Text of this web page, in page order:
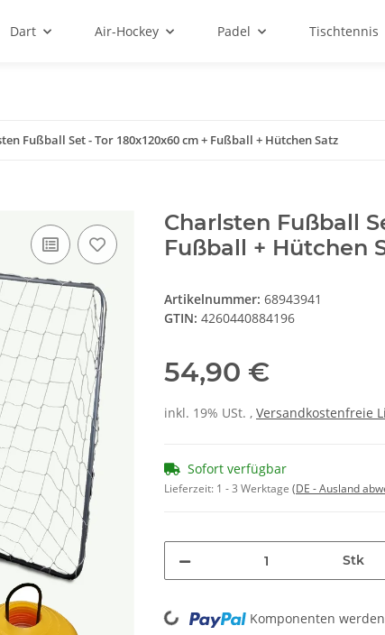
Dart Air-Hockey Padel Tischtennis
Fußball Set - Tor 180x120x60 cm + Fußball + Hütchen Satz
Charlsten Fußball
Fußball + Hütchen
Artikelnummer: 68943941
GTIN: 4260440884196
54,90 €
inkl. 19% USt. , Versandkostenfreie
Sofort verfügbar
Lieferzeit: 1 - 3 Werktage (DE - Ausland
Stk
Loading... Komponenten